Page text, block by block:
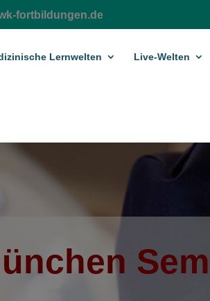
fortbildungen.de
Lernwelten Live-Welten